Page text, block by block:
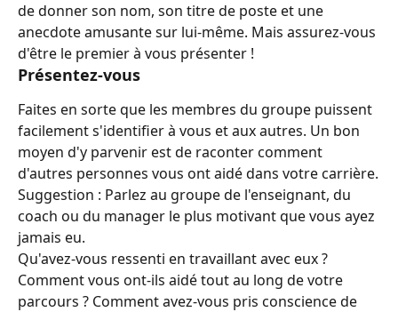
de donner son nom, son titre de poste et une
anecdote amusante sur lui-même. Mais assurez-vous
d'être le premier à vous présenter !
Présentez-vous
Faites en sorte que les membres du groupe puissent
facilement s'identifier à vous et aux autres. Un bon
moyen d'y parvenir est de raconter comment
d'autres personnes vous ont aidé dans votre carrière.
Suggestion : Parlez au groupe de l'enseignant, du
coach ou du manager le plus motivant que vous ayez
jamais eu.
Qu'avez-vous ressenti en travaillant avec eux ?
Comment vous ont-ils aidé tout au long de votre
parcours ? Comment avez-vous pris conscience de